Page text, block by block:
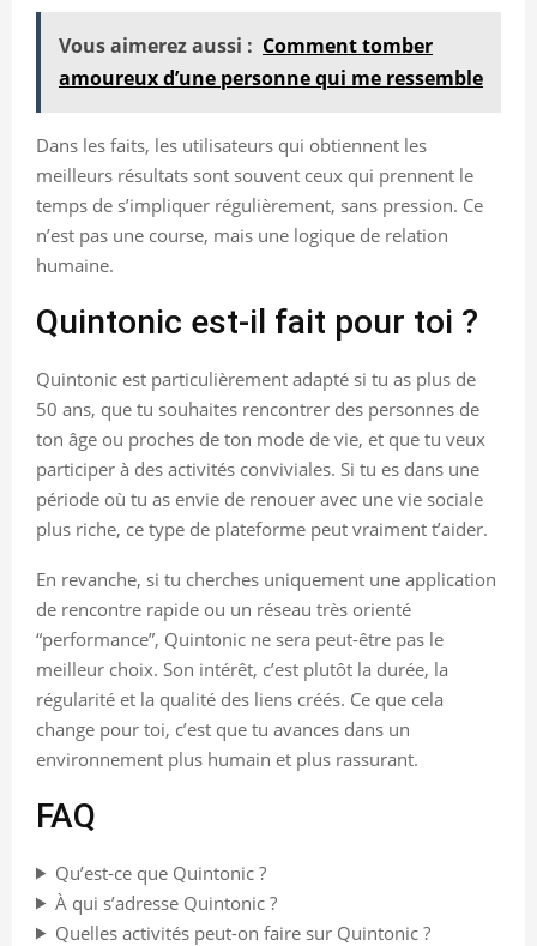
Vous aimerez aussi : Comment tomber
amoureux d’une personne qui me ressemble
Dans les faits, les utilisateurs qui obtiennent les
meilleurs résultats sont souvent ceux qui prennent le
temps de s’impliquer régulièrement, sans pression. Ce
n’est pas une course, mais une logique de relation
humaine.
Quintonic est-il fait pour toi ?
Quintonic est particulièrement adapté si tu as plus de
50 ans, que tu souhaites rencontrer des personnes de
ton âge ou proches de ton mode de vie, et que tu veux
participer à des activités conviviales. Si tu es dans une
période où tu as envie de renouer avec une vie sociale
plus riche, ce type de plateforme peut vraiment t’aider.
En revanche, si tu cherches uniquement une application
de rencontre rapide ou un réseau très orienté
“performance”, Quintonic ne sera peut-être pas le
meilleur choix. Son intérêt, c’est plutôt la durée, la
régularité et la qualité des liens créés. Ce que cela
change pour toi, c’est que tu avances dans un
environnement plus humain et plus rassurant.
FAQ
Qu’est-ce que Quintonic ?
À qui s’adresse Quintonic ?
Quelles activités peut-on faire sur Quintonic ?